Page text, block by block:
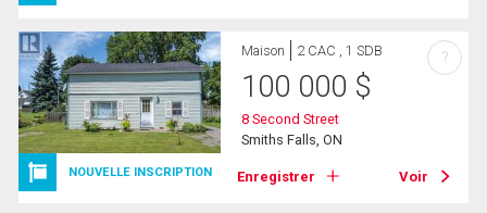
NOUVELLE INSCRIPTION
Maison 2 CAC , 1 SDB
100 000 $
8 Second Street
Smiths Falls, ON
Enregistrer Voir
?